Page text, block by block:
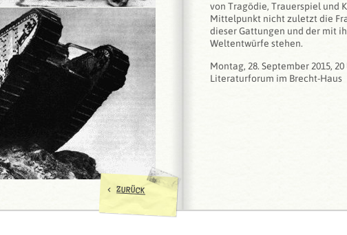
von Tragödie, Trauerspiel und
Mittelpunkt nicht zuletzt die
dieser Gattungen und der mit
Weltentwürfe stehen.
Montag, 28. September 2015, 20
Literaturforum im Brecht-Haus
<ZURÜCK